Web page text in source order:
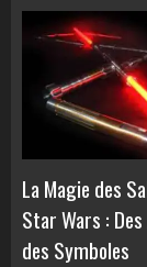
La Magie des
Star Wars :
des Symboles